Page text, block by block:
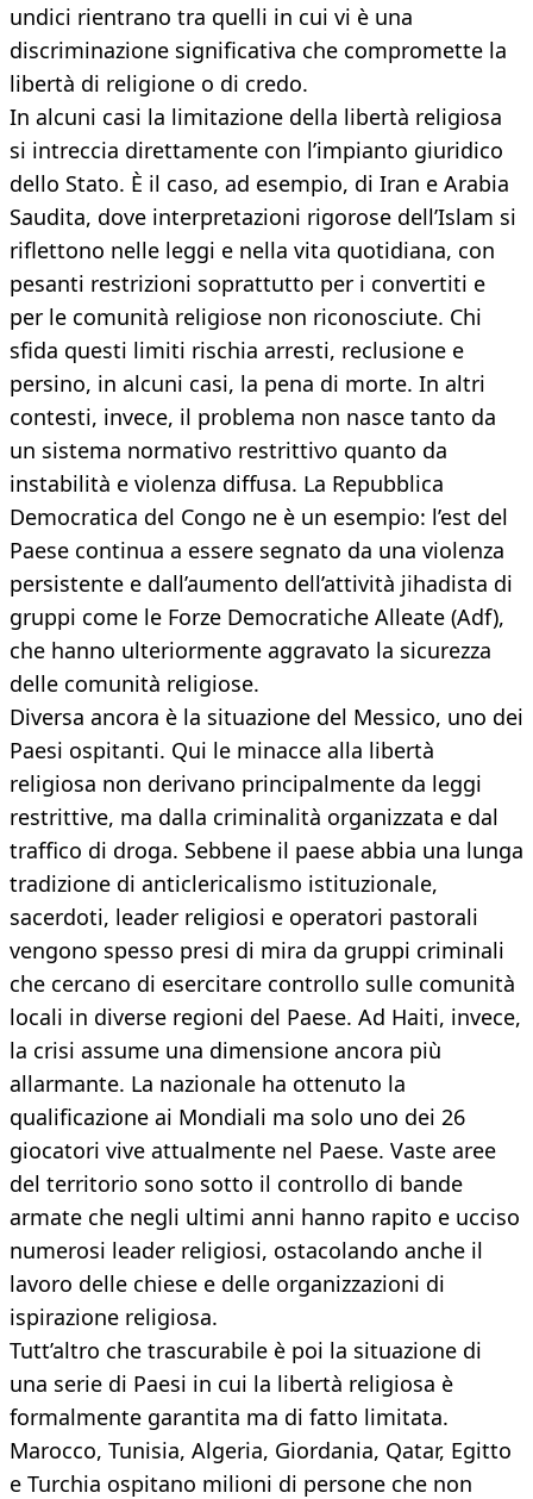
undici rientrano tra quelli in cui vi è una
discriminazione significativa che compromette la
libertà di religione o di credo.
In alcuni casi la limitazione della libertà religiosa
si intreccia direttamente con l’impianto giuridico
dello Stato. È il caso, ad esempio, di Iran e Arabia
Saudita, dove interpretazioni rigorose dell’Islam si
riflettono nelle leggi e nella vita quotidiana, con
pesanti restrizioni soprattutto per i convertiti e
per le comunità religiose non riconosciute. Chi
sfida questi limiti rischia arresti, reclusione e
persino, in alcuni casi, la pena di morte. In altri
contesti, invece, il problema non nasce tanto da
un sistema normativo restrittivo quanto da
instabilità e violenza diffusa. La Repubblica
Democratica del Congo ne è un esempio: l’est del
Paese continua a essere segnato da una violenza
persistente e dall’aumento dell’attività jihadista di
gruppi come le Forze Democratiche Alleate (Adf),
che hanno ulteriormente aggravato la sicurezza
delle comunità religiose.
Diversa ancora è la situazione del Messico, uno dei
Paesi ospitanti. Qui le minacce alla libertà
religiosa non derivano principalmente da leggi
restrittive, ma dalla criminalità organizzata e dal
traffico di droga. Sebbene il paese abbia una lunga
tradizione di anticlericalismo istituzionale,
sacerdoti, leader religiosi e operatori pastorali
vengono spesso presi di mira da gruppi criminali
che cercano di esercitare controllo sulle comunità
locali in diverse regioni del Paese. Ad Haiti, invece,
la crisi assume una dimensione ancora più
allarmante. La nazionale ha ottenuto la
qualificazione ai Mondiali ma solo uno dei 26
giocatori vive attualmente nel Paese. Vaste aree
del territorio sono sotto il controllo di bande
armate che negli ultimi anni hanno rapito e ucciso
numerosi leader religiosi, ostacolando anche il
lavoro delle chiese e delle organizzazioni di
ispirazione religiosa.
Tutt’altro che trascurabile è poi la situazione di
una serie di Paesi in cui la libertà religiosa è
formalmente garantita ma di fatto limitata.
Marocco, Tunisia, Algeria, Giordania, Qatar, Egitto
e Turchia ospitano milioni di persone che non